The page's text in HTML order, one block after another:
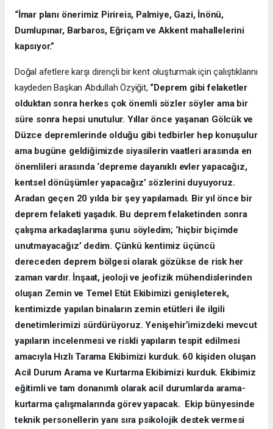
“İmar planı önerimiz Pirireis, Palmiye, Gazi, İnönü,
Dumlupınar, Barbaros, Eğriçam ve Akkent mahallelerini
kapsıyor.”
Doğal afetlere karşı dirençli bir kent oluşturmak için çalıştıklarını
kaydeden Başkan Abdullah Özyiğit, “Deprem gibi felaketler
olduktan sonra herkes çok önemli sözler söyler ama bir
süre sonra hepsi unutulur. Yıllar önce yaşanan Gölcük ve
Düzce depremlerinde olduğu gibi tedbirler hep konuşulur
ama bugüne geldiğimizde siyasilerin vaatleri arasında en
önemlileri arasında ‘depreme dayanıklı evler yapacağız,
kentsel dönüşümler yapacağız’ sözlerini duyuyoruz.
Aradan geçen 20 yılda bir şey yapılamadı. Bir yıl önce bir
deprem felaketi yaşadık. Bu deprem felaketinden sonra
çalışma arkadaşlarıma şunu söyledim; ‘hiçbir biçimde
unutmayacağız’ dedim. Çünkü kentimiz üçüncü
dereceden deprem bölgesi olarak gözükse de risk her
zaman vardır. İnşaat, jeoloji ve jeofizik mühendislerinden
oluşan Zemin ve Temel Etüt Ekibimizi genişleterek,
kentimizde yapılan binaların zemin etütleri ile ilgili
denetimlerimizi sürdürüyoruz. Yenişehir’imizdeki mevcut
yapıların incelenmesi ve riskli yapıların tespit edilmesi
amacıyla Hızlı Tarama Ekibimizi kurduk. 60 kişiden oluşan
Acil Durum Arama ve Kurtarma Ekibimizi kurduk. Ekibimiz
eğitimli ve tam donanımlı olarak acil durumlarda arama-
kurtarma çalışmalarında görev yapacak. Ekip bünyesinde
teknik personellerin yanı sıra psikolojik destek vermesi